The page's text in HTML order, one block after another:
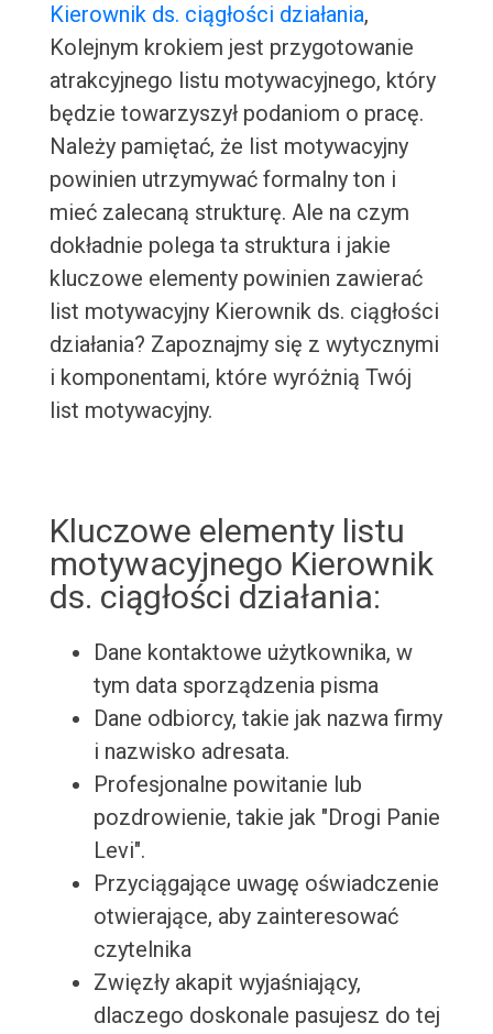
Kierownik ds. ciągłości działania,
Kolejnym krokiem jest przygotowanie
atrakcyjnego listu motywacyjnego, który
będzie towarzyszył podaniom o pracę.
Należy pamiętać, że list motywacyjny
powinien utrzymywać formalny ton i
mieć zalecaną strukturę. Ale na czym
dokładnie polega ta struktura i jakie
kluczowe elementy powinien zawierać
list motywacyjny Kierownik ds. ciągłości
działania? Zapoznajmy się z wytycznymi
i komponentami, które wyróżnią Twój
list motywacyjny.
Kluczowe elementy listu
motywacyjnego Kierownik
ds. ciągłości działania:
Dane kontaktowe użytkownika, w
tym data sporządzenia pisma
Dane odbiorcy, takie jak nazwa firmy
i nazwisko adresata.
Profesjonalne powitanie lub
pozdrowienie, takie jak "Drogi Panie
Levi".
Przyciągające uwagę oświadczenie
otwierające, aby zainteresować
czytelnika
Zwięzły akapit wyjaśniający,
dlaczego doskonale pasujesz do tej